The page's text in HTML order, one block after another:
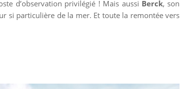
d’observation privilégié ! Mais aussi Berck, son
si particulière de la mer. Et toute la remontée vers